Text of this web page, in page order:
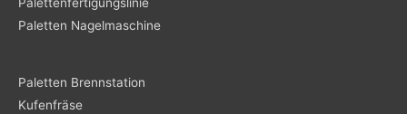
Paletten Nagelmaschine
Paletten Brennstation
Kufenfräse